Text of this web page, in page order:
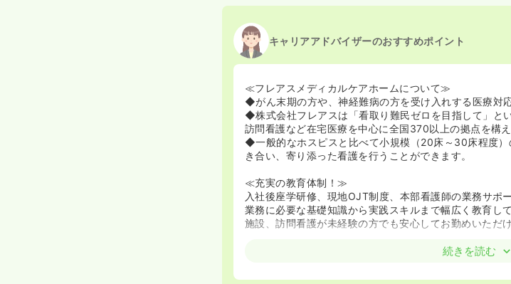
キャリアアドバイザーのおすすめポイント
≪フレアスメディカルケアホームについて≫
◆がん末期の方や、神経難病の方を受け入れする医療対
◆株式会社フレアスは「看取り難民ゼロを目指して」と
訪問看護など在宅医療を中心に全国370以上の拠点を構え
◆一般的なホスピスと比べて小規模（20床～30床程度
き合い、寄り添った看護を行うことができます。
≪充実の教育体制！≫
入社後座学研修、現地OJT制度、本部看護師の業務サポ
業務に必要な基礎知識から実践スキルまで幅広く教育し
施設、訪問看護が未経験の方でも安心してお勤めいただけ
◆年間休日も115日とプライベートとの両立も可能です。
続きを読む